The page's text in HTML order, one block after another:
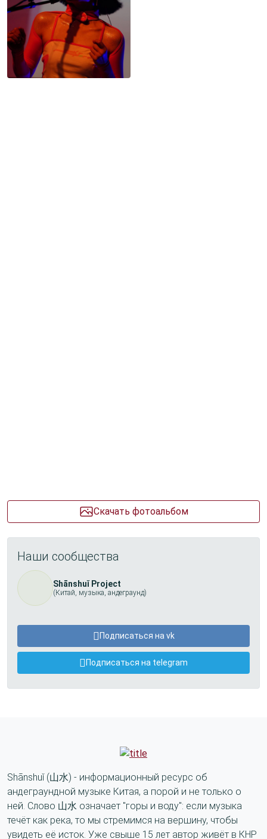
Скачать фотоальбом
Наши сообщества
Shānshuǐ Project
(Китай, музыка, андеграунд)
Подписаться на vk
Подписаться на telegram
Shānshuǐ (山水) - информационный ресурс об
андеграундной музыке Китая, а порой и не только о
ней. Слово 山水 означает "горы и воду": если музыка
течёт как река, то мы стремимся на вершину, чтобы
увидеть её исток. Уже свыше 15 лет автор живёт в КНР